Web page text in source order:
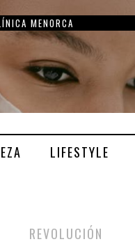
MENORCA
LIFESTYLE
REVOLUCIÓN